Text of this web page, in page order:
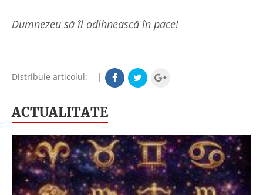
Dumnezeu să îl odihnească în pace!
Distribuie articolul: |
ACTUALITATE